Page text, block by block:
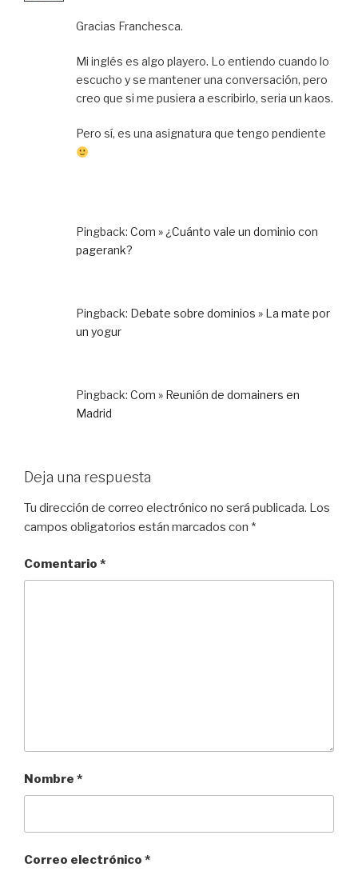
Gracias Franchesca.
Mi inglés es algo playero. Lo entiendo cuando lo
escucho y se mantener una conversación, pero
creo que si me pusiera a escribirlo, seria un kaos.
Pero sí, es una asignatura que tengo pendiente
Pingback: Com » ¿Cuánto vale un dominio con
pagerank?
Pingback: Debate sobre dominios » La mate por
un yogur
Pingback: Com » Reunión de domainers en
Madrid
Deja una respuesta
Tu dirección de correo electrónico no será publicada. Los
campos obligatorios están marcados con *
Comentario *
Nombre *
Correo electrónico *